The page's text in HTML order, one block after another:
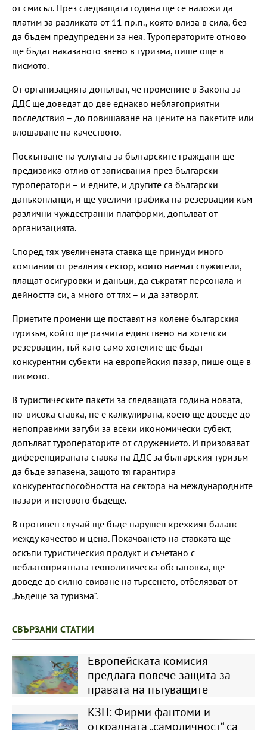
от смисъл. През следващата година ще се наложи да
платим за разликата от 11 пр.п., която влиза в сила, без
да бъдем предупредени за нея. Туроператорите отново
ще бъдат наказаното звено в туризма, пише още в
писмото.
От организацията допълват, че промените в Закона за
ДДС ще доведат до две еднакво неблагоприятни
последствия – до повишаване на цените на пакетите или
влошаване на качеството.
Поскъпване на услугата за българските граждани ще
предизвика отлив от записвания през български
туроператори – и едните, и другите са български
данъкоплатци, и ще увеличи трафика на резервации към
различни чуждестранни платформи, допълват от
организацията.
Според тях увеличената ставка ще принуди много
компании от реалния сектор, които наемат служители,
плащат осигуровки и данъци, да съкратят персонала и
дейността си, а много от тях – и да затворят.
Приетите промени ще поставят на колене българския
туризъм, който ще разчита единствено на хотелски
резервации, тъй като само хотелите ще бъдат
конкурентни субекти на европейския пазар, пише още в
писмото.
В туристическите пакети за следващата година новата,
по-висока ставка, не е калкулирана, което ще доведе до
непоправими загуби за всеки икономически субект,
допълват туроператорите от сдружението. И призовават
диференцираната ставка на ДДС за българския туризъм
да бъде запазена, защото тя гарантира
конкурентоспособността на сектора на международните
пазари и неговото бъдеще.
В противен случай ще бъде нарушен крехкият баланс
между качество и цена. Покачването на ставката ще
оскъпи туристическия продукт и съчетано с
неблагоприятната геополитическа обстановка, ще
доведе до силно свиване на търсенето, отбелязват от
„Бъдеще за туризма”.
СВЪРЗАНИ СТАТИИ
Европейската комисия
предлага повече защита за
правата на пътуващите
КЗП: Фирми фантоми и
открадната „самоличност“ са